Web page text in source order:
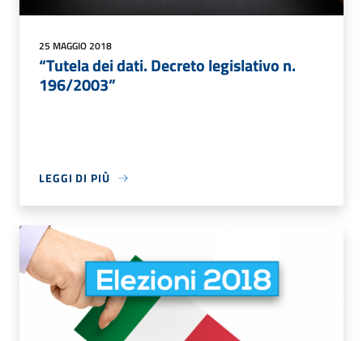
25 MAGGIO 2018
“Tutela dei dati. Decreto legislativo n.
196/2003”
LEGGI DI PIÙ